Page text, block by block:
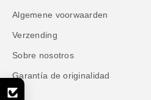
Algemene voorwaarden
Verzending
Sobre nosotros
Garantía de originalidad